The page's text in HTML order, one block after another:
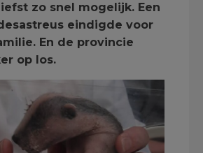
zo snel mogelijk. Een
eindigde voor
En de provincie
op los.